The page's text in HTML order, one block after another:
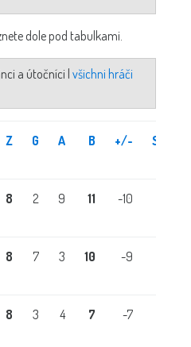
dole pod tabulkami.
a útočníci | všichni hráči
Z G A B +/- STŘ
8 2 9 11 -10
8 7 3 10 -9
8 3 4 7 -7